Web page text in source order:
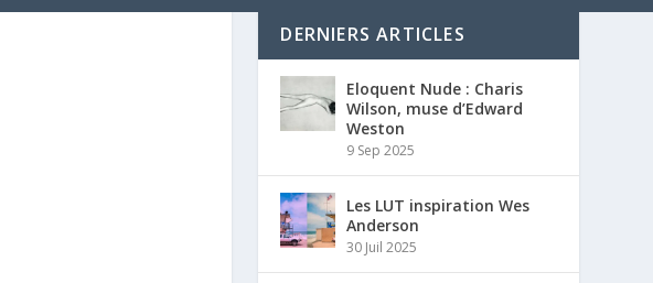
DERNIERS ARTICLES
Eloquent Nude : Charis
Wilson, muse d’Edward
Weston
9 Sep 2025
Les LUT inspiration Wes
Anderson
30 Juil 2025